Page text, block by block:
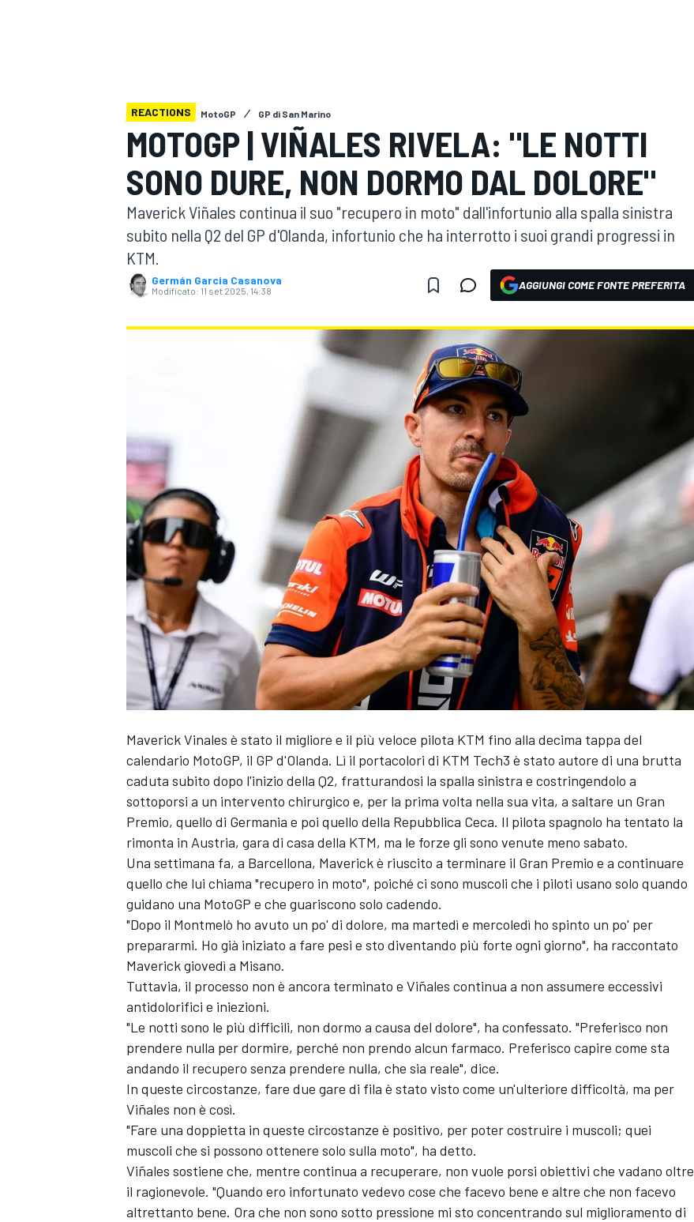
WRC
MONOPOSTO
REACTIONS MotoGP GP di San Marino
MOTOGP | VIÑALES RIVELA: "LE NOTTI
SONO DURE, NON DORMO DAL DOLORE"
Maverick Viñales continua il suo "recupero in moto" dall'infortunio alla spalla sinistra
subito nella Q2 del GP d'Olanda, infortunio che ha interrotto i suoi grandi progressi in
KTM.
Germán Garcia Casanova
Modificato: 11 set 2025, 14:38 AGGIUNGI COME FONTE PREFERITA
Maverick Vinales è stato il migliore e il più veloce pilota KTM fino alla decima tappa del
calendario MotoGP, il GP d'Olanda. Lì il portacolori di KTM Tech3 è stato autore di una brutta
caduta subito dopo l'inizio della Q2, fratturandosi la spalla sinistra e costringendolo a
sottoporsi a un intervento chirurgico e, per la prima volta nella sua vita, a saltare un Gran
Premio, quello di Germania e poi quello della Repubblica Ceca. Il pilota spagnolo ha tentato la
rimonta in Austria, gara di casa della KTM, ma le forze gli sono venute meno sabato.
Una settimana fa, a Barcellona, Maverick è riuscito a terminare il Gran Premio e a continuare
quello che lui chiama "recupero in moto", poiché ci sono muscoli che i piloti usano solo quando
guidano una MotoGP e che guariscono solo cadendo.
"Dopo il Montmelò ho avuto un po' di dolore, ma martedì e mercoledì ho spinto un po' per
prepararmi. Ho già iniziato a fare pesi e sto diventando più forte ogni giorno", ha raccontato
Maverick giovedì a Misano.
Tuttavia, il processo non è ancora terminato e Viñales continua a non assumere eccessivi
antidolorifici e iniezioni.
"Le notti sono le più difficili, non dormo a causa del dolore", ha confessato. "Preferisco non
prendere nulla per dormire, perché non prendo alcun farmaco. Preferisco capire come sta
andando il recupero senza prendere nulla, che sia reale", dice.
In queste circostanze, fare due gare di fila è stato visto come un'ulteriore difficoltà, ma per
Viñales non è così.
"Fare una doppietta in queste circostanze è positivo, per poter costruire i muscoli; quei
muscoli che si possono ottenere solo sulla moto", ha detto.
Viñales sostiene che, mentre continua a recuperare, non vuole porsi obiettivi che vadano oltre
il ragionevole. "Quando ero infortunato vedevo cose che facevo bene e altre che non facevo
altrettanto bene. Ora che non sono sotto pressione mi sto concentrando sul miglioramento di